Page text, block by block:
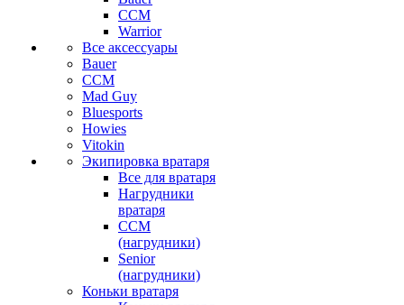
CCM
Warrior
Все аксессуары
Bauer
CCM
Mad Guy
Bluesports
Howies
Vitokin
Экипировка вратаря
Все для вратаря
Нагрудники
вратаря
CCM
(нагрудники)
Senior
(нагрудники)
Коньки вратаря